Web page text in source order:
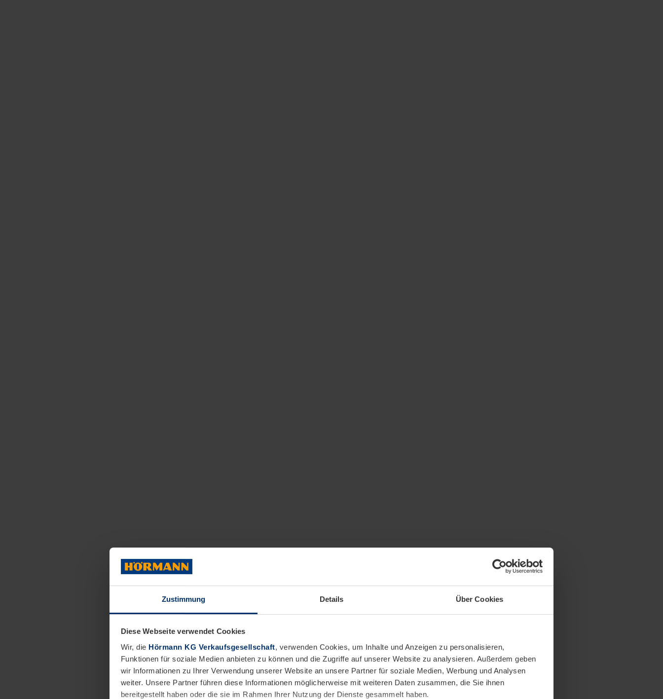
Zustimmung Details Über Cookies
Diese Webseite verwendet Cookies
Wir, die Hörmann KG Verkaufsgesellschaft, verwenden Cookies, um Inhalte und Anzeigen zu personalisieren,
Funktionen für soziale Medien anbieten zu können und die Zugriffe auf unserer Website zu analysieren. Außerdem geben
wir Informationen zu Ihrer Verwendung unserer Website an unsere Partner für soziale Medien, Werbung und Analysen
weiter. Unsere Partner führen diese Informationen möglicherweise mit weiteren Daten zusammen, die Sie ihnen
bereitgestellt haben oder die sie im Rahmen Ihrer Nutzung der Dienste gesammelt haben.